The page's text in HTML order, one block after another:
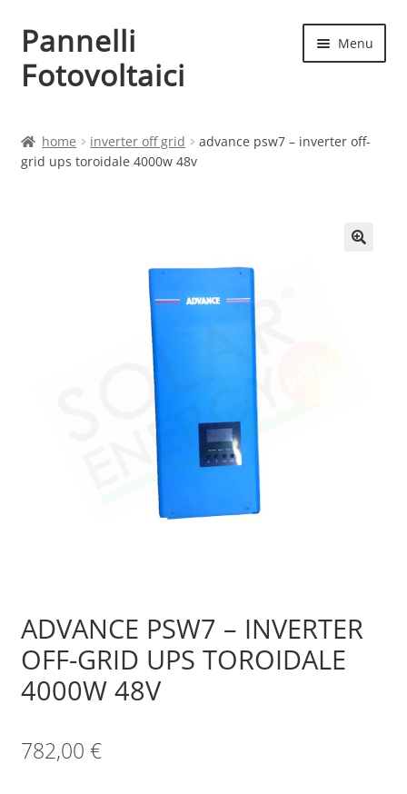
Vai
alla
navigazione
Vai
al
contenuto
Pannelli
Fotovoltaici
Menu
Cart
home inverter off grid
advance psw7 – inverter off-
grid ups toroidale 4000w 48v
ADVANCE PSW7 – INVERTER
OFF-GRID UPS TOROIDALE
4000W 48V
782,00 €